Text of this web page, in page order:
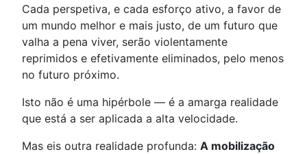
Cada perspetiva, e cada esforço ativo, a favor de
um mundo melhor e mais justo, de um futuro que
valha a pena viver, serão violentamente
reprimidos e efetivamente eliminados, pelo menos
no futuro próximo.
Isto não é uma hipérbole — é a amarga realidade
que está a ser aplicada a alta velocidade.
Mas eis outra realidade profunda: A mobilização